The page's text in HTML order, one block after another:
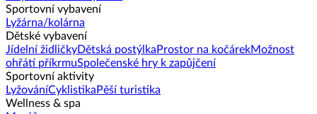
Sportovní vybavení
Lyžárna/kolárna
Dětské vybavení
Jídelní židličkyDětská postýlka Prostor na kočárekMožnost
ohřátí příkrmuSpolečenské hry k zapůjčení
Sportovní aktivity
LyžováníCyklistika Pěší turistika
Wellness & spa